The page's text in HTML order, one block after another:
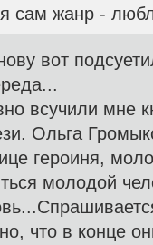
сам жанр -
вот
всучили мне
Ольга
героиня,
молодой
что в конце